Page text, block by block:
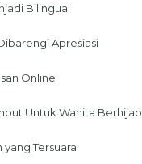
Bilingual
Apresiasi
Online
Untuk Wanita Berhijab
yang Tersuara